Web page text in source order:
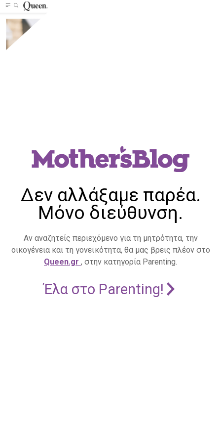
Δεν αλλάξαμε παρέα.
Μόνο διεύθυνση.
Αν αναζητείς περιεχόμενο για τη μητρότητα, την
οικογένεια και τη γονεϊκότητα, θα μας βρεις πλέον στο
Queen.gr , στην κατηγορία Parenting.
Έλα στο Parenting!